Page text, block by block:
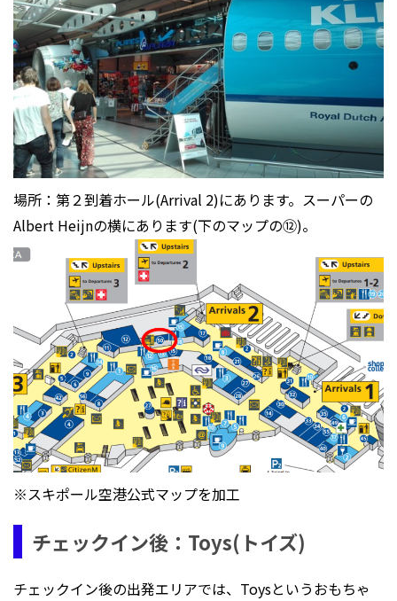
場所：第２到着ホール(Arrival 2)にあります。スーパーの
Albert Heijnの横にあります(下のマップの⑫)。
※スキポール空港公式マップを加工
チェックイン後：Toys(トイズ)
チェックイン後の出発エリアでは、Toysというおもちゃ